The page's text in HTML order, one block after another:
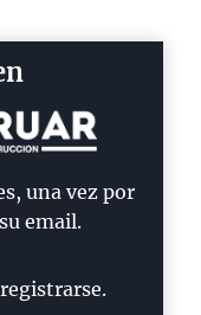
una vez por
email.